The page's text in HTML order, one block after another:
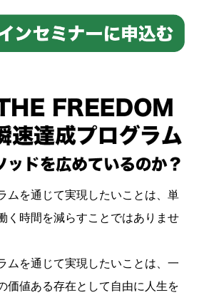
ムを通じて実現したいことは、単
く時間を減らすことではありませ
ムを通じて実現したいことは、一
価値ある存在として自由に人生を